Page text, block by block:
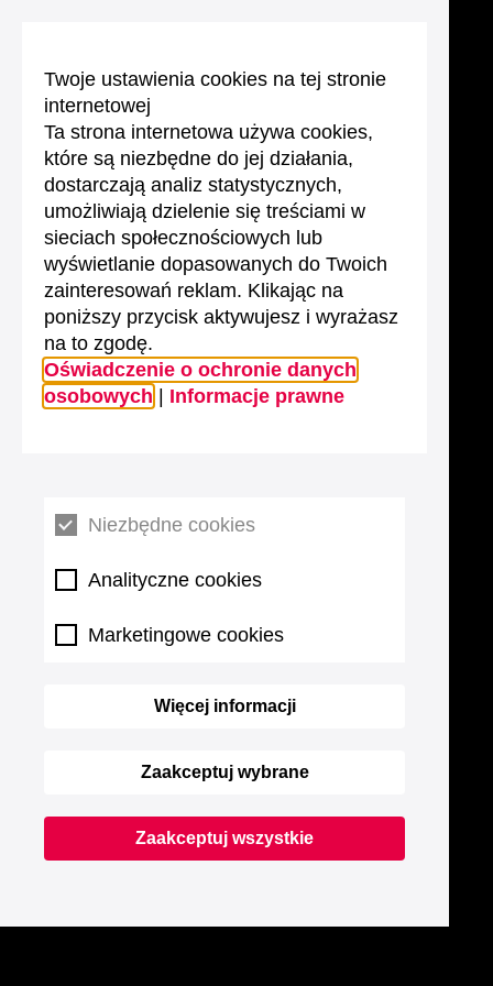
Twoje ustawienia cookies na tej stronie
internetowej
Ta strona internetowa używa cookies,
które są niezbędne do jej działania,
dostarczają analiz statystycznych,
umożliwiają dzielenie się treściami w
sieciach społecznościowych lub
wyświetlanie dopasowanych do Twoich
zainteresowań reklam. Klikając na
poniższy przycisk aktywujesz i wyrażasz
na to zgodę.
Oświadczenie o ochronie danych
osobowych
Informacje prawne
Niezbędne cookies
Analityczne cookies
Marketingowe cookies
Więcej informacji
Zaakceptuj wybrane
Zaakceptuj wszystkie